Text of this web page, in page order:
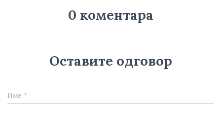
0 коментара
Оставите одговор
Име *